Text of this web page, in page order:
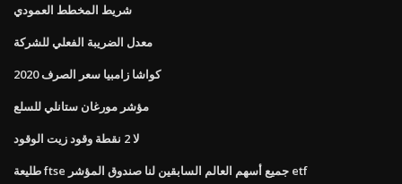
شريط المخطط العمودي
معدل الضريبة الفعلي للشركة
كواشا زامبيا سعر الصرف 2020
مؤشر مورغان ستانلي للسلع
لا 2 نقطة وقود زيت الوقود
طليعة ftse جميع أسهم العالم السابقين لنا صندوق المؤشر etf